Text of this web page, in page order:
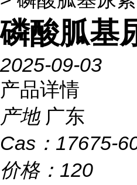
磷酸胍基
2025-09-03
产品详情
产地 广东
Cas： 17675-
价格： 120